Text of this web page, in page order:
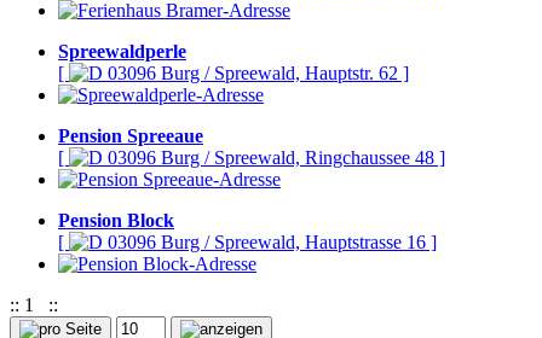
Spreewaldperle
[
03096 Burg / Spreewald, Hauptstr. 62 ]
Pension Spreeaue
[
03096 Burg / Spreewald, Ringchaussee 48 ]
Pension Block
[
03096 Burg / Spreewald, Hauptstrasse 16 ]
:: 1 ::